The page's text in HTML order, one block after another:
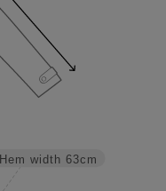
Hem width 63cm